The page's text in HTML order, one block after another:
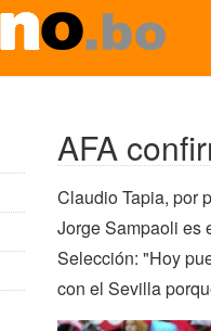
AFA
Claudio Tapia, por
Jorge Sampaoli es
Selección: "Hoy
con el Sevilla